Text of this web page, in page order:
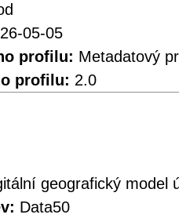
05-05
profilu: Metadatový
profilu: 2.0
geografický model
Data50